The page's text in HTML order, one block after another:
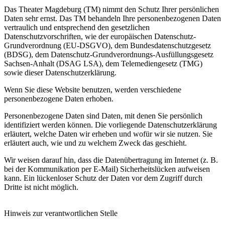
Das Theater Magdeburg (TM) nimmt den Schutz Ihrer persönlichen
Daten sehr ernst. Das TM behandeln Ihre personenbezogenen Daten
vertraulich und entsprechend den gesetzlichen
Datenschutzvorschriften, wie der europäischen Datenschutz-
Grundverordnung (EU-DSGVO), dem Bundesdatenschutzgesetz
(BDSG), dem Datenschutz-Grundverordnungs-Ausfüllungsgesetz
Sachsen-Anhalt (DSAG LSA), dem Telemediengesetz (TMG)
sowie dieser Datenschutzerklärung.
Wenn Sie diese Website benutzen, werden verschiedene
personenbezogene Daten erhoben.
Personenbezogene Daten sind Daten, mit denen Sie persönlich
identifiziert werden können. Die vorliegende Datenschutzerklärung
erläutert, welche Daten wir erheben und wofür wir sie nutzen. Sie
erläutert auch, wie und zu welchem Zweck das geschieht.
Wir weisen darauf hin, dass die Datenübertragung im Internet (z. B.
bei der Kommunikation per E-Mail) Sicherheitslücken aufweisen
kann. Ein lückenloser Schutz der Daten vor dem Zugriff durch
Dritte ist nicht möglich.
Hinweis zur verantwortlichen Stelle